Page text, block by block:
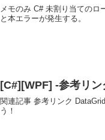
メモのみ C# 未割り当ての
と本エラーが発生する。
[C#][WPF] -参考リ
関連記事 参考リンク
う！